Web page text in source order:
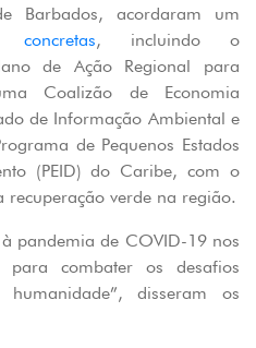
Barbados, acordaram um
concretas, incluindo o
de Ação Regional para
Coalizão de Economia
de Informação Ambiental e
de Pequenos Estados
(PEID) do Caribe, com o
verde na região.
pandemia de COVID-19 nos
combater os desafios
disseram os